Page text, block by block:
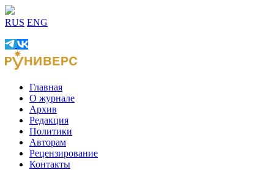
RUS ENG
Главная
О журнале
Архив
Редакция
Политики
Авторам
Рецензирование
Контакты